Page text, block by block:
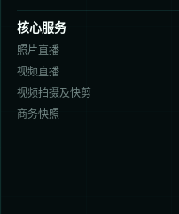
核心服务
照片直播
视频直播
视频拍摄及快剪
商务快照